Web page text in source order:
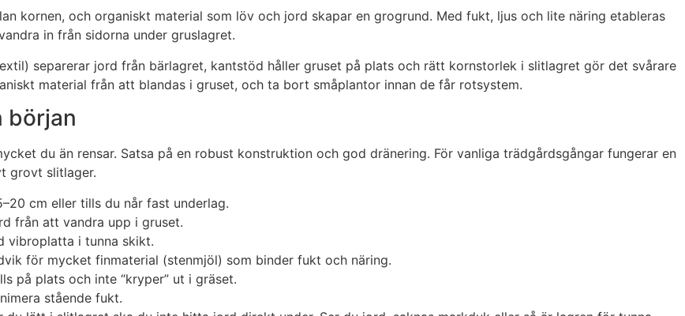
kornen, och organiskt material som löv och jord skapar en grogrund. Med fukt, ljus och lite näring etableras
in från sidorna under gruslagret.
separerar jord från bärlagret, kantstöd håller gruset på plats och rätt kornstorlek i slitlagret gör det svårare
material från att blandas i gruset, och ta bort småplantor innan de får rotsystem.
början
du än rensar. Satsa på en robust konstruktion och god dränering. För vanliga trädgårdsgångar fungerar en
grovt slitlager.
cm eller tills du når fast underlag.
från att vandra upp i gruset.
vibroplatta i tunna skikt.
för mycket finmaterial (stenmjöl) som binder fukt och näring.
på plats och inte “kryper” ut i gräset.
stående fukt.